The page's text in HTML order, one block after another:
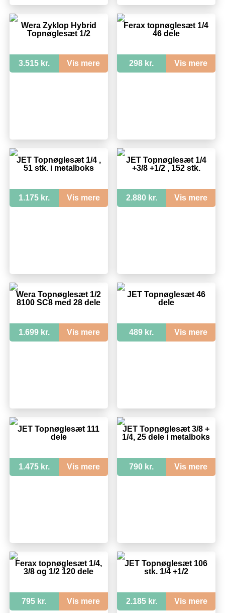
Wera Zyklop Hybrid
Topnøglesæt 1/2
3.515 kr. Vis mere
Ferax topnøglesæt 1/4
46 dele
298 kr. Vis mere
JET Topnøglesæt 1/4 ,
51 stk. i metalboks
1.175 kr. Vis mere
JET Topnøglesæt 1/4
+3/8 +1/2 , 152 stk.
2.880 kr. Vis mere
Wera Topnøglesæt 1/2
8100 SC8 med 28 dele
1.699 kr. Vis mere
JET Topnøglesæt 46
dele
489 kr. Vis mere
JET Topnøglesæt 111
dele
1.475 kr. Vis mere
JET Topnøglesæt 3/8 +
1/4, 25 dele i metalboks
790 kr. Vis mere
Ferax topnøglesæt 1/4,
3/8 og 1/2 120 dele
795 kr. Vis mere
JET Topnøglesæt 106
stk. 1/4 +1/2
2.185 kr. Vis mere